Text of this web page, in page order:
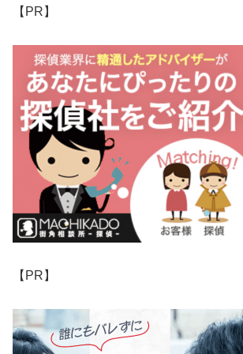
【PR】
【PR】